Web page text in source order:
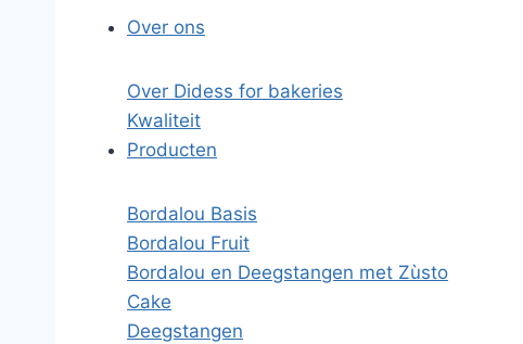
Over ons
Over Didess for bakeries
Kwaliteit
Producten
Bordalou Basis
Bordalou Fruit
Bordalou en Deegstangen met Zùsto
Cake
Deegstangen